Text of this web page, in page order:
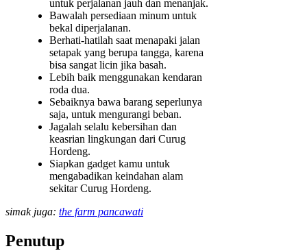
untuk perjalanan jauh dan menanjak.
Bawalah persediaan minum untuk
bekal diperjalanan.
Berhati-hatilah saat menapaki jalan
setapak yang berupa tangga, karena
bisa sangat licin jika basah.
Lebih baik menggunakan kendaran
roda dua.
Sebaiknya bawa barang seperlunya
saja, untuk mengurangi beban.
Jagalah selalu kebersihan dan
keasrian lingkungan dari Curug
Hordeng.
Siapkan gadget kamu untuk
mengabadikan keindahan alam
sekitar Curug Hordeng.
simak juga: the farm pancawati
Penutup